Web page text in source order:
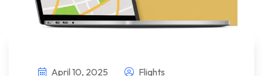
April 10, 2025 Flights